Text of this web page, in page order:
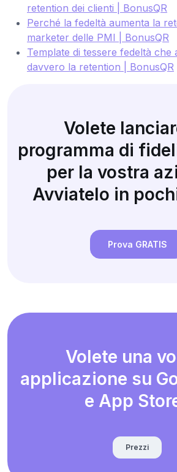
retention dei clienti | BonusQR
Perché la fedeltà aumenta la
marketer delle PMI | BonusQR
Template di tessere fedeltà che
davvero la retention | BonusQR
Volete
programma di
per la vostra
Avviatelo in
Prova GRATIS
Volete una
applicazione su
e App
Prezzi